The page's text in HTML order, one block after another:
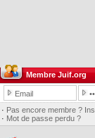
Membre Juif.org
· Pas encore membre ?
· Mot de passe perdu ?